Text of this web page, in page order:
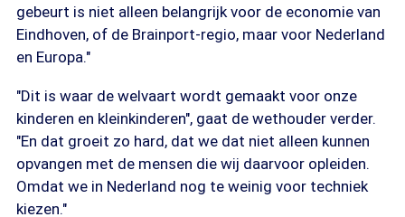
gebeurt is niet alleen belangrijk voor de economie van
Eindhoven, of de Brainport-regio, maar voor Nederland
en Europa."
"Dit is waar de welvaart wordt gemaakt voor onze
kinderen en kleinkinderen", gaat de wethouder verder.
"En dat groeit zo hard, dat we dat niet alleen kunnen
opvangen met de mensen die wij daarvoor opleiden.
Omdat we in Nederland nog te weinig voor techniek
kiezen."